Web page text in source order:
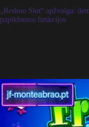
„Redroo Slot“ apžvalga:
papildomos funkcijos